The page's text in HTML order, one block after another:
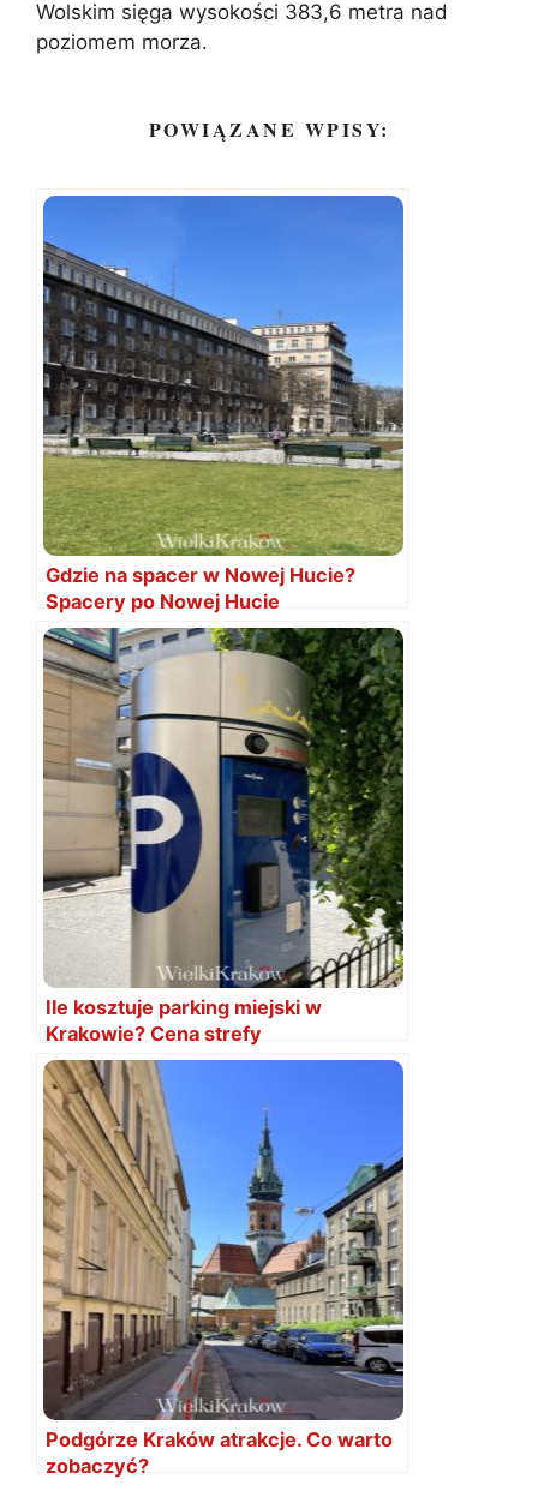
Wolskim sięga wysokości 383,6 metra nad
poziomem morza.
POWIĄZANE WPISY:
Gdzie na spacer w Nowej Hucie?
Spacery po Nowej Hucie
Ile kosztuje parking miejski w
Krakowie? Cena strefy
Podgórze Kraków atrakcje. Co warto
zobaczyć?